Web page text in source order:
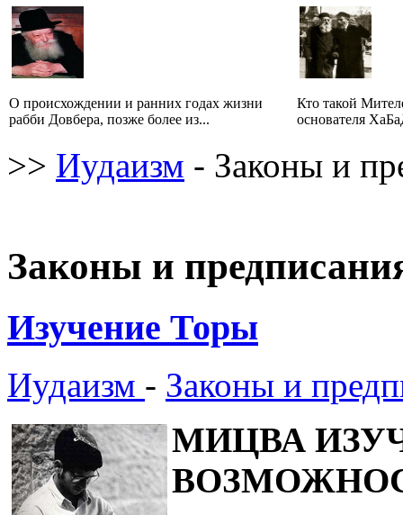
О происхождении и ранних годах жизни
рабби Довбера, позже более из...
Кто такой
основателя
>> Иудаизм - Законы и
Законы и
Изучение Торы
Иудаизм - Законы и
МИЦВА